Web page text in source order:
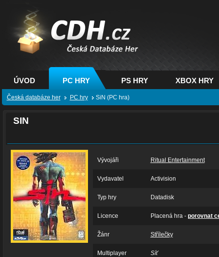
CDH.cz - hry na PC,
PS, XBOX - Česká
databáze her
ÚVOD PC HRY PS HRY XBOX HRY
Česká databáze her PC hry SiN (PC hra)
SIN
Vývojáři Ritual Entertainment
Vydavatel Activision
Typ hry Datadisk
Licence Placená hra - porovnat
Žánr Střílečky
Multiplayer Síť